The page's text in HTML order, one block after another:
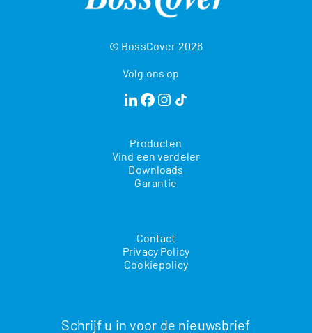
© BossCover 2026
Volg ons op
Producten
Vind een verdeler
Downloads
Garantie
Contact
Privacy Policy
Cookiepolicy
Schrijf u in voor de nieuwsbrief